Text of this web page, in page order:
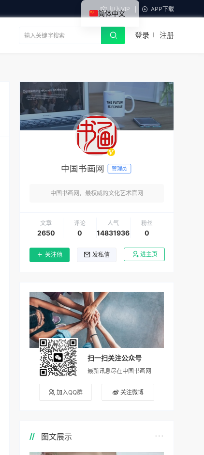
加入VIP APP下载
登录 注册
中国书画网 管理员
中国书画网，最权威的文化艺术官网
文章
2650
评论
0
人气
14831936
粉丝
0
关注他 发私信 进主页
扫一扫关注公众号
最新讯息尽在中国书画网
加入QQ群 关注微博
图文展示
简体中文